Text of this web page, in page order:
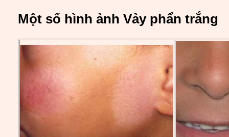
Một số hình ảnh Vảy phẩn trắng